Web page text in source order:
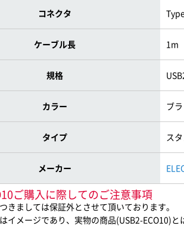
コネクタ
ケーブル長 1m
規格
カラー ブ
タイプ ス
メーカー
ご購入に際してのご注意事項
きましては保証外とさせて頂いております。
イメージであり、実物の商品(USB2-ECO10)と